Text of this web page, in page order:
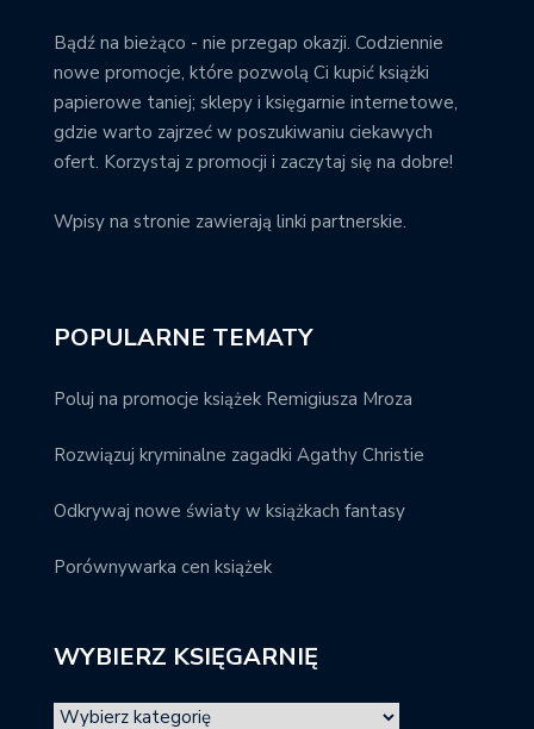
Bądź na bieżąco - nie przegap okazji. Codziennie
nowe promocje, które pozwolą Ci kupić książki
papierowe taniej; sklepy i księgarnie internetowe,
gdzie warto zajrzeć w poszukiwaniu ciekawych
ofert. Korzystaj z promocji i zaczytaj się na dobre!
Wpisy na stronie zawierają linki partnerskie.
POPULARNE TEMATY
Poluj na promocje książek Remigiusza Mroza
Rozwiązuj kryminalne zagadki Agathy Christie
Odkrywaj nowe światy w książkach fantasy
Porównywarka cen książek
WYBIERZ KSIĘGARNIĘ